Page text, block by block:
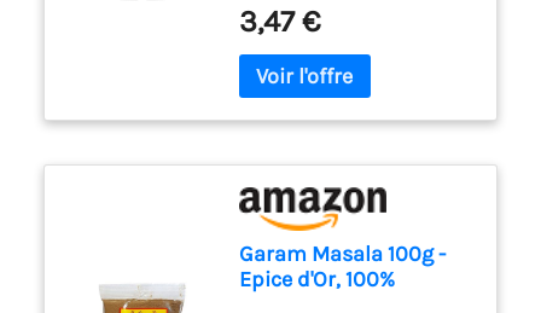
telles que graines de
coriandre, cumin et
cardamome; il est idéal pour
les curry indiens
authentiques Conditionné en
3,47 €
Garam Masala 100g -
Epice d'Or, 100%